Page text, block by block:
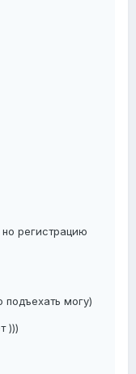
регистрацию
подъехать могу)
)))